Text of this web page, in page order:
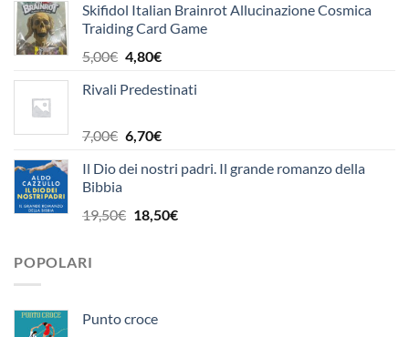
originale
era:
8,00€.
attuale
è:
7,60€.
Skifidol Italian Brainrot Allucinazione Cosmica
Traiding Card Game
5,00€ Il
originale
5,00€.
4,80€Il
attuale
4,80€.
Rivali Predestinati
7,00€ Il
originale
7,00€.
6,70€Il
attuale
6,70€.
Il Dio dei nostri padri. Il grande romanzo della
Bibbia
19,50€ Il
18,50€Il
POPOLARI
Punto croce